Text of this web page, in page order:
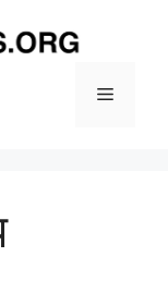
Menu